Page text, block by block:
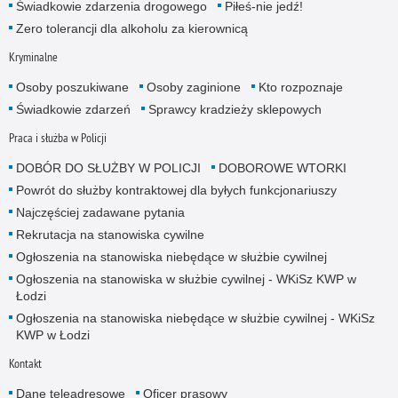
Świadkowie zdarzenia drogowego
Piłeś-nie jedź!
Zero tolerancji dla alkoholu za kierownicą
Kryminalne
Osoby poszukiwane Osoby zaginione
Kto rozpoznaje
Świadkowie zdarzeń
Sprawcy kradzieży sklepowych
Praca i służba w Policji
DOBÓR DO SŁUŻBY W POLICJI
DOBOROWE WTORKI
Powrót do służby kontraktowej dla byłych funkcjonariuszy
Najczęściej zadawane pytania
Rekrutacja na stanowiska cywilne
Ogłoszenia na stanowiska niebędące w służbie cywilnej
Ogłoszenia na stanowiska w służbie cywilnej - WKiSz KWP w
Łodzi
Ogłoszenia na stanowiska niebędące w służbie cywilnej - WKiSz
KWP w Łodzi
Kontakt
Dane teleadresowe Oficer prasowy